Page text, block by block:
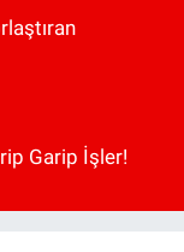
Garip İşler!